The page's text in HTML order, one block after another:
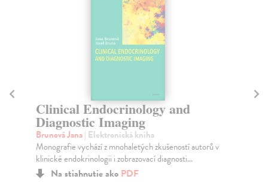
Clinical Endocrinology and
Diagnostic Imaging
Brunová Jana| Elektronická kniha
Monografie vychází z mnohaletých zkušeností autorů v
klinické endokrinologii i zobrazovací diagnosti...
Na stiahnutie ako PDF